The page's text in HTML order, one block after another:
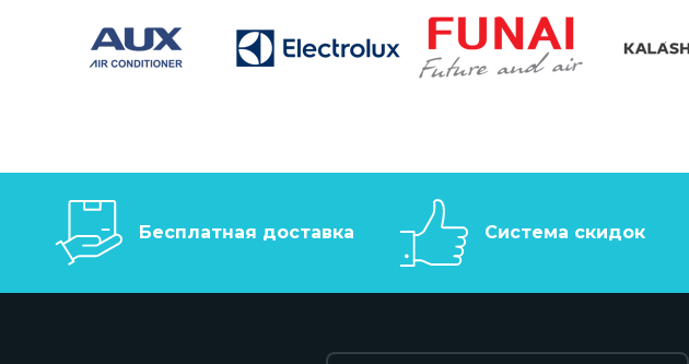
Бесплатная доставка Система скидок